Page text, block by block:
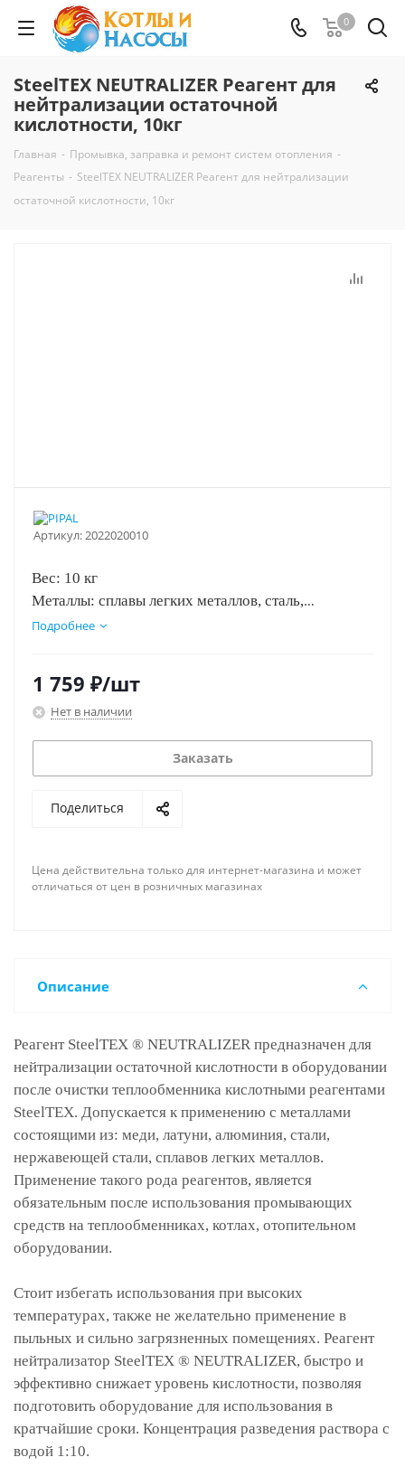
0
SteelTEX NEUTRALIZER Реагент для
нейтрализации остаточной
кислотности, 10кг
Главная - Промывка, заправка и ремонт систем отопления -
Реагенты - SteelTEX NEUTRALIZER Реагент для нейтрализации
остаточной кислотности, 10кг
Артикул:2022020010
Вес: 10 кг
Металлы: сплавы легких металлов, сталь,
алюминий, медь, нержавеющая сталь, латунь,
Концентрация с водой:
Подробнее
1 759 ₽/шт
Нет в наличии
Заказать
Поделиться
Цена действительна только для интернет-магазина и может
отличаться от цен в розничных магазинах
Описание
Реагент SteelTEX ® NEUTRALIZER предназначен для
нейтрализации остаточной кислотности в оборудовании
после очистки теплообменника кислотными реагентами
SteelTEX. Допускается к применению с металлами
состоящими из: меди, латуни, алюминия, стали,
нержавеющей стали, сплавов легких металлов.
Применение такого рода реагентов, является
обязательным после использования промывающих
средств на теплообменниках, котлах, отопительном
оборудовании.
Стоит избегать использования при высоких
температурах, также не желательно применение в
пыльных и сильно загрязненных помещениях. Реагент
нейтрализатор SteelTEX ® NEUTRALIZER, быстро и
эффективно снижает уровень кислотности, позволяя
подготовить оборудование для использования в
кратчайшие сроки. Концентрация разведения раствора с
водой 1:10.